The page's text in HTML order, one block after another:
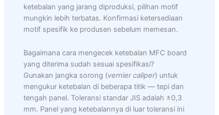
ketebalan yang jarang diproduksi, pilihan motif
mungkin lebih terbatas. Konfirmasi ketersediaan
motif spesifik ke produsen sebelum memesan.
Bagaimana cara mengecek ketebalan MFC board
yang diterima sudah sesuai spesifikasi?
Gunakan jangka sorong (vernier caliper) untuk
mengukur ketebalan di beberapa titik — tepi dan
tengah panel. Toleransi standar JIS adalah ±0,3
mm. Panel yang ketebalannya di luar toleransi ini